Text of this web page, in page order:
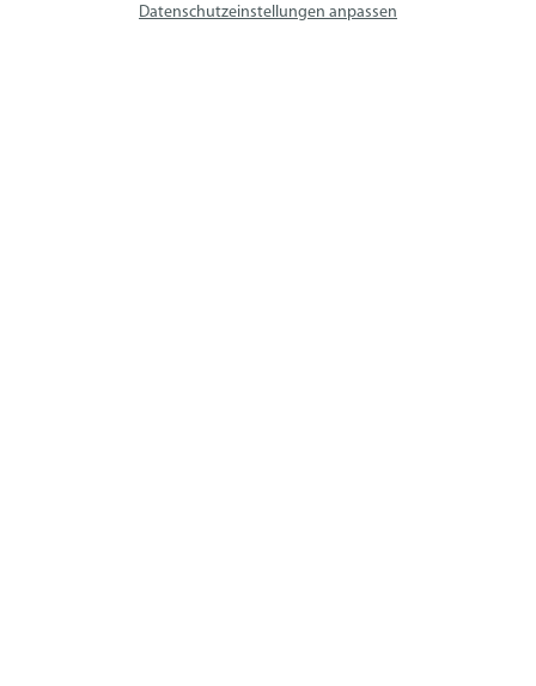
avs SYSTEM LIFT AGDatenschutzeinstellungen anpassen